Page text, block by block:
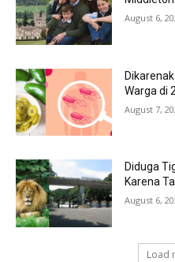
August 6,
Warga di
August 7,
Diduga
Karena
August 6,
Load